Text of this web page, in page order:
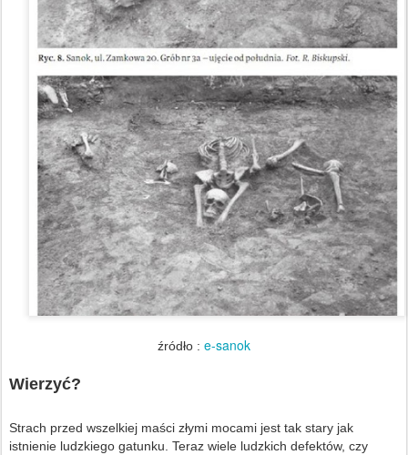
źródło : e-sanok
Wierzyć?
Strach przed wszelkiej maści złymi mocami jest tak stary jak
istnienie ludzkiego gatunku. Teraz wiele ludzkich defektów, czy